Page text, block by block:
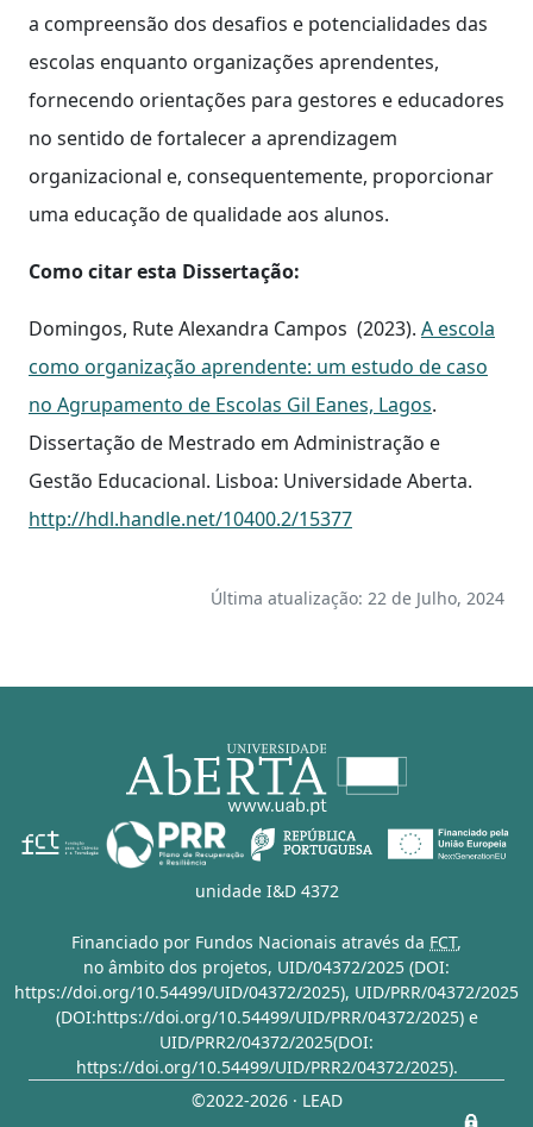
a compreensão dos desafios e potencialidades das
escolas enquanto organizações aprendentes,
fornecendo orientações para gestores e educadores
no sentido de fortalecer a aprendizagem
organizacional e, consequentemente, proporcionar
uma educação de qualidade aos alunos.
Como citar esta Dissertação:
Domingos, Rute Alexandra Campos (2023). A escola
como organização aprendente: um estudo de caso
no Agrupamento de Escolas Gil Eanes, Lagos.
Dissertação de Mestrado em Administração e
Gestão Educacional. Lisboa: Universidade Aberta.
http://hdl.handle.net/10400.2/15377
Última atualização: 22 de Julho, 2024
unidade I&D 4372
Financiado por Fundos Nacionais através da FCT,
no âmbito dos projetos, UID/04372/2025 (DOI:
https://doi.org/10.54499/UID/04372/2025), UID/PRR/04372/2025
(DOI:https://doi.org/10.54499/UID/PRR/04372/2025)e
UID/PRR2/04372/2025(DOI:
https://doi.org/10.54499/UID/PRR2/04372/2025).
©2022-2026 · LEAD